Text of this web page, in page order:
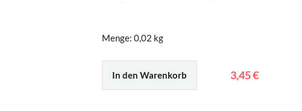
Menge: 0,02 kg
In den Warenkorb 3,45 €